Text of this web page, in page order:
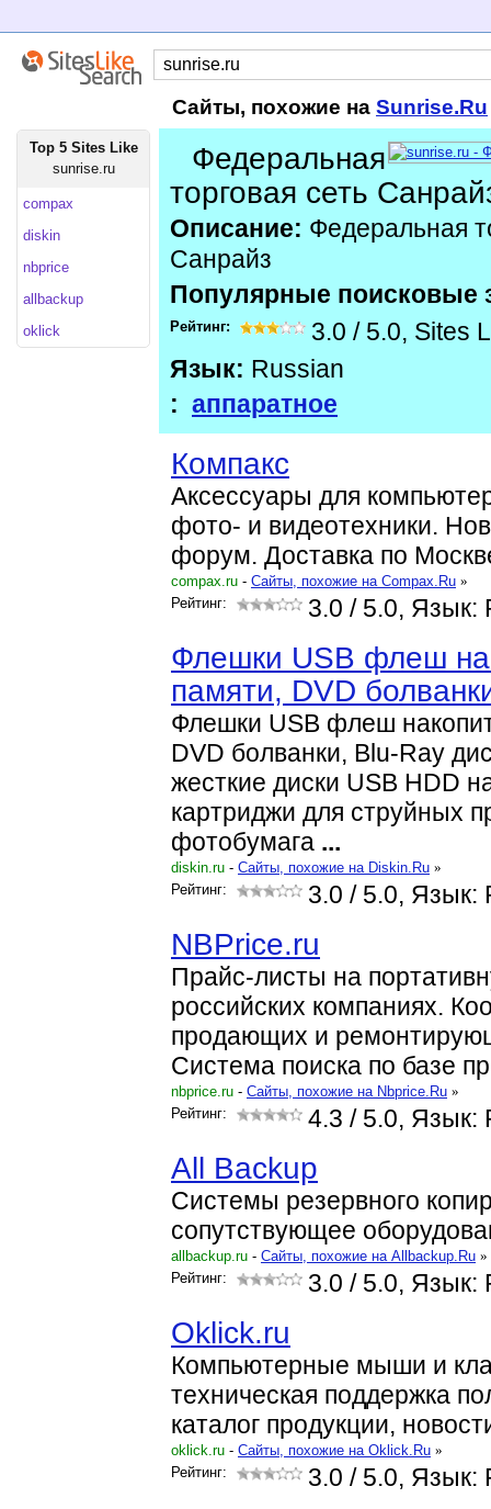
Сайты, похожие на Sunrise.Ru
Top 5 Sites Like
sunrise.ru
compax
diskin
nbprice
allbackup
oklick
Федеральная
торговая сеть
Описание: Федеральная
Санрайз
Популярные поисковые
Рейтинг: 3.0 / 5.0, Sites
Язык: Russian
: аппаратное
Компакс
Аксессуары для
фото- и видеотехники.
форум. Доставка по
compax.ru - Cайты, похожие на Compax.Ru »
Рейтинг:
3.0 / 5.0, Язык:
Флешки USB флеш
памяти, DVD
Флешки USB флеш
DVD болванки, Blu-Ray
жесткие диски USB HDD
картриджи для струйных
фотобумага ...
diskin.ru - Cайты, похожие на Diskin.Ru »
Рейтинг:
3.0 / 5.0, Язык:
NBPrice.ru
Прайс-листы на
российских компаниях.
продающих и
Система поиска по базе
nbprice.ru - Cайты, похожие на Nbprice.Ru »
Рейтинг:
4.3 / 5.0, Язык:
All Backup
Системы резервного
сопутствующее
allbackup.ru - Cайты, похожие на Allbackup.Ru »
Рейтинг:
3.0 / 5.0, Язык:
Oklick.ru
Компьютерные мыши и
техническая поддержка
каталог продукции,
oklick.ru - Cайты, похожие на Oklick.Ru »
Рейтинг:
3.0 / 5.0, Язык: